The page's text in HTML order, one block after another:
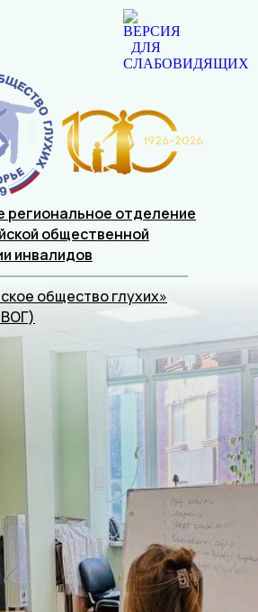
региональное отделение
общественной
инвалидов
общество глухих»